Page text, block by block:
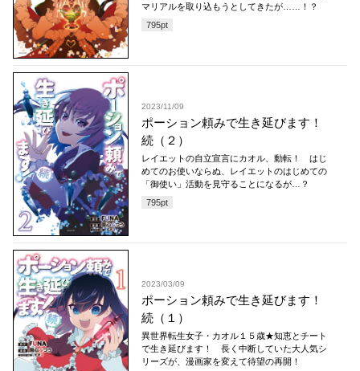
マリアルを取り込もうとしてきたが……！？
795pt
2023/11/09
ポーション頼みで生き延びます！
続（２）
レイエットの自立宣言にカオル、動転！ はじ
めてのお使いならぬ、レイエットのはじめての
「御使い」活動を見守ることになるが…？
795pt
2023/03/09
ポーション頼みで生き延びます！
続（１）
異世界転生女子・カオル１５歳★知恵とチート
で生き延びます！ 長く中断していた大人気シ
リーズが、漫画家を変えて待望の再開！